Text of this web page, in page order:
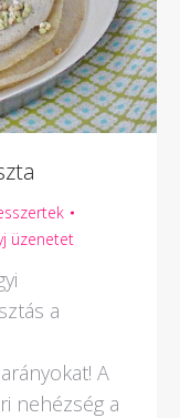
üzenetet
a
A
nehézség a